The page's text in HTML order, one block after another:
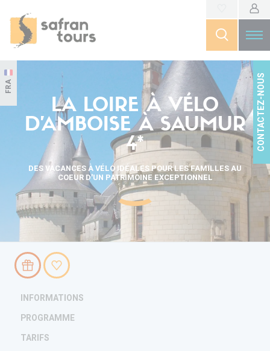
FRA CONTACTEZ-NOUS
LA LOIRE À VÉLO
D'AMBOISE À SAUMUR
4*
DES VACANCES À VÉLO IDÉALES POUR LES FAMILLES AU
COEUR D'UN PATRIMOINE EXCEPTIONNEL
INFORMATIONS
PROGRAMME
TARIFS